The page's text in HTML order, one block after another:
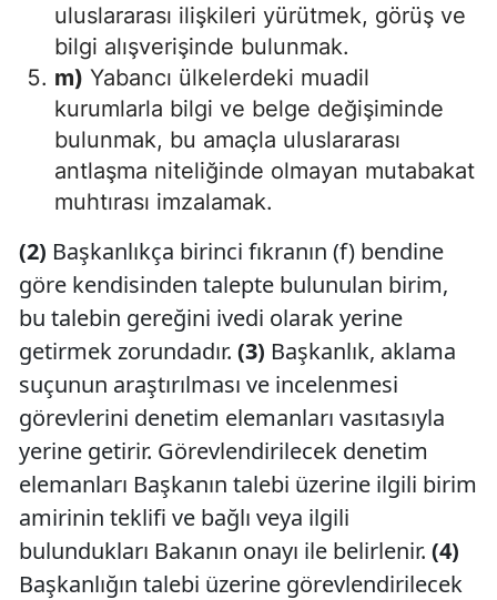
uluslararası ilişkileri yürütmek, görüş ve
bilgi alışverişinde bulunmak.
m) Yabancı ülkelerdeki muadil
kurumlarla bilgi ve belge değişiminde
bulunmak, bu amaçla uluslararası
antlaşma niteliğinde olmayan mutabakat
muhtırası imzalamak.
(2) Başkanlıkça birinci fıkranın (f) bendine
göre kendisinden talepte bulunulan birim,
bu talebin gereğini ivedi olarak yerine
getirmek zorundadır. (3) Başkanlık, aklama
suçunun araştırılması ve incelenmesi
görevlerini denetim elemanları vasıtasıyla
yerine getirir. Görevlendirilecek denetim
elemanları Başkanın talebi üzerine ilgili birim
amirinin teklifi ve bağlı veya ilgili
bulundukları Bakanın onayı ile belirlenir. (4)
Başkanlığın talebi üzerine görevlendirilecek